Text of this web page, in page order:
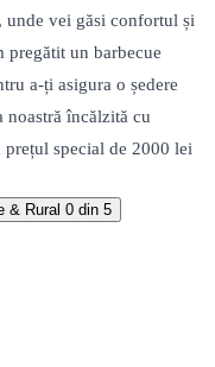
unde vei găsi confortul și
pregătit un barbecue
a-ți asigura o ședere
noastră încălzită cu
prețul special de 2000 lei
& Rural 0 din 5